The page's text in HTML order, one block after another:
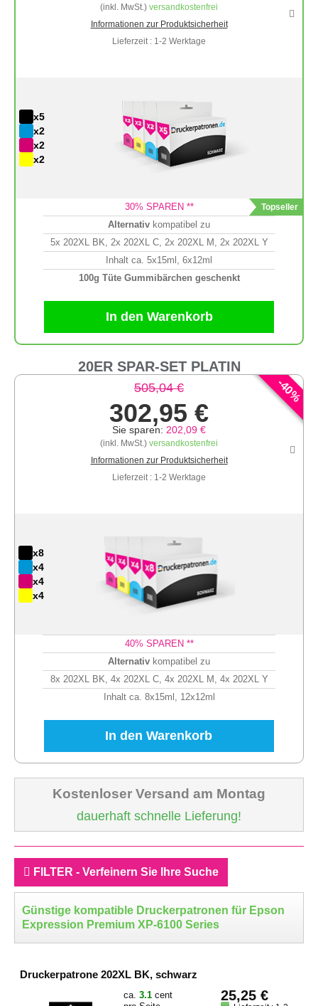
(inkl. MwSt.) versandkostenfrei
Informationen zur Produktsicherheit
Lieferzeit : 1-2 Werktage
x5
x2
x2
x2
30% SPAREN **
Alternativ kompatibel zu
5x 202XL BK, 2x 202XL C, 2x 202XL M, 2x 202XL Y
Inhalt ca. 5x15ml, 6x12ml
100g Tüte Gummibärchen geschenkt
In den Warenkorb
20ER SPAR-SET PLATIN
-
40
%
505,04 €
302,95 €
Sie sparen: 202,09 €
(inkl. MwSt.) versandkostenfrei
Informationen zur Produktsicherheit
Lieferzeit : 1-2 Werktage
x8
x4
x4
x4
40% SPAREN **
Alternativ kompatibel zu
8x 202XL BK, 4x 202XL C, 4x 202XL M, 4x 202XL Y
Inhalt ca. 8x15ml, 12x12ml
In den Warenkorb
Kostenloser Versand am Montag
dauerhaft schnelle Lieferung!
FILTER - Verfeinern Sie Ihre Suche
Günstige kompatible Druckerpatronen für Epson
Expression Premium XP-6100 Series
Druckerpatrone 202XL BK, schwarz
ca. 3.1 cent
25,25 €